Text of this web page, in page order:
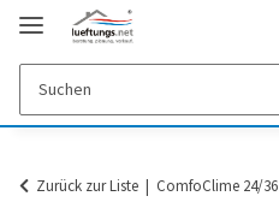
Zurück zur Liste ComfoClime 24/36